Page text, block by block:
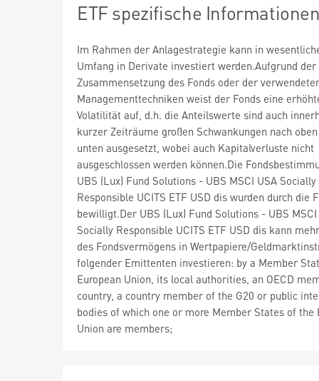
ETF spezifische
Im Rahmen der Anlagestrategie kann in
Umfang in Derivate investiert werden.Aufgrund der
Zusammensetzung des Fonds oder der
Managementtechniken weist der Fonds eine
Volatilität auf, d.h. die Anteilswerte sind auch
kurzer Zeiträume großen Schwankungen nach
unten ausgesetzt, wobei auch Kapitalverluste nicht
ausgeschlossen werden können.Die
UBS (Lux) Fund Solutions - UBS MSCI USA Socially
Responsible UCITS ETF USD dis wurden durch die
bewilligt.Der UBS (Lux) Fund Solutions - UBS MSCI
Socially Responsible UCITS ETF USD dis kann
des Fondsvermögens in Wertpapiere/
folgender Emittenten investieren: by a Member
European Union, its local authorities, an OECD
country, a country member of the G20 or public
bodies of which one or more Member States of the
Union are members;